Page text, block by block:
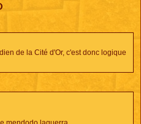
de la Cité d'Or, c'est donc logique